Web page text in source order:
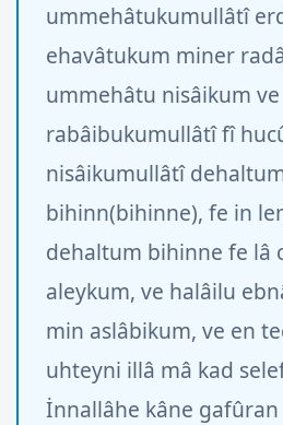
ummehâtukumullâtî
ehavâtukum miner
ummehâtu nisâikum ve
rabâibukumullâtî fî
nisâikumullâtî
bihinn(bihinne), fe in
dehaltum bihinne fe lâ
aleykum, ve halâilu
min aslâbikum, ve en
uhteyni illâ mâ kad
İnnallâhe kâne gafûran